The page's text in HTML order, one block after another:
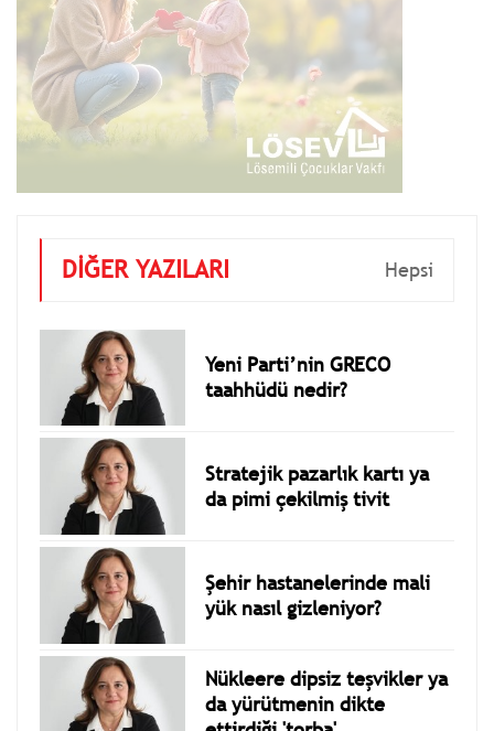
DİĞER YAZILARI Hepsi
Yeni Parti’nin GRECO
taahhüdü nedir?
Stratejik pazarlık kartı ya
da pimi çekilmiş tivit
Şehir hastanelerinde mali
yük nasıl gizleniyor?
Nükleere dipsiz teşvikler ya
da yürütmenin dikte